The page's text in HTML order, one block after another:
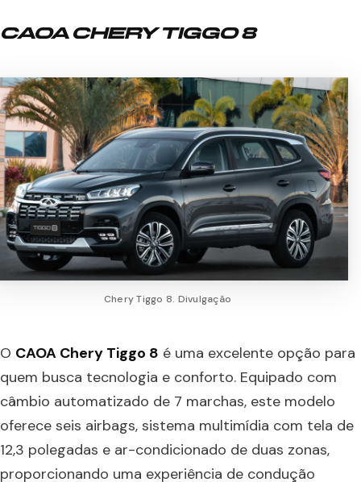
CAOA CHERY TIGGO 8
Chery Tiggo 8. Divulgação
O CAOA Chery Tiggo 8 é uma excelente opção para
quem busca tecnologia e conforto. Equipado com
câmbio automatizado de 7 marchas, este modelo
oferece seis airbags, sistema multimídia com tela de
12,3 polegadas e ar-condicionado de duas zonas,
proporcionando uma experiência de condução